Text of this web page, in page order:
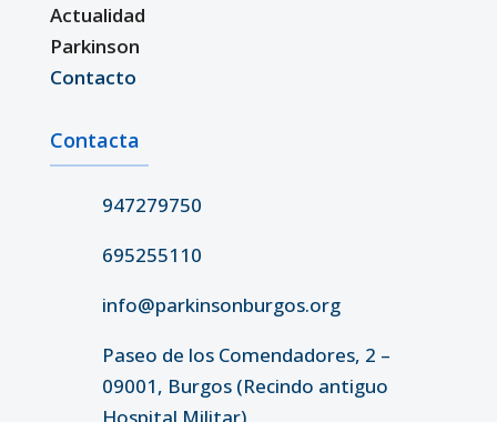
Actualidad
Parkinson
Contacto
Contacta
947279750
695255110
info@parkinsonburgos.org
Paseo de los Comendadores, 2 –
09001, Burgos (Recindo antiguo
Hospital Militar)